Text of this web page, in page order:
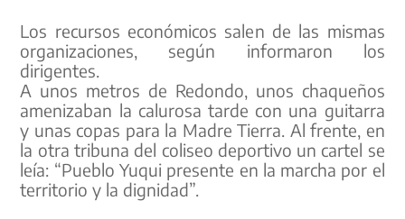
Los recursos económicos salen de las mismas
organizaciones, según informaron los
dirigentes.
A unos metros de Redondo, unos chaqueños
amenizaban la calurosa tarde con una guitarra
y unas copas para la Madre Tierra. Al frente, en
la otra tribuna del coliseo deportivo un cartel se
leía: “Pueblo Yuqui presente en la marcha por el
territorio y la dignidad”.